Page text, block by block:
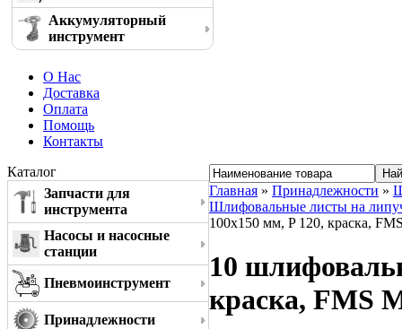
Аккумуляторный
инструмент
О Нас
Доставка
Оплата
Помощь
Контакты
Каталог
Запчасти для
инструмента
Насосы и насосные
станции
Пневмоинструмент
Принадлежности
Главная » Принадлежности »
Шлифовальные листы на
100x150 мм, P 120, краска,
10
краска, FMS